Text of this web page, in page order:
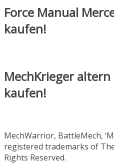
Force Manual
kaufen!
MechKrieger
kaufen!
MechWarrior, BattleMech,
registered trademarks of
Rights Reserved.